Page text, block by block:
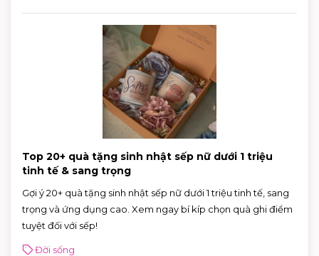
Top 20+ quà tặng sinh nhật sếp nữ dưới 1 triệu
tinh tế & sang trọng
Gợi ý 20+ quà tặng sinh nhật sếp nữ dưới 1 triệu tinh tế, sang
trọng và ứng dụng cao. Xem ngay bí kíp chọn quà ghi điểm
tuyệt đối với sếp!
Đời sống